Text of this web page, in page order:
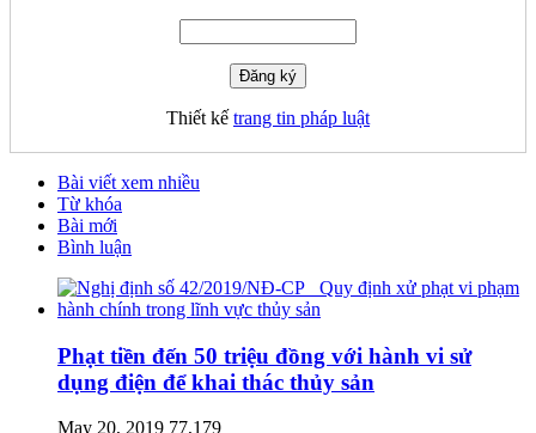
Thiết kế trang tin pháp luật
Bài viết xem nhiều
Từ khóa
Bài mới
Bình luận
Phạt tiền đến 50 triệu đồng với hành vi sử
dụng điện để khai thác thủy sản
May 20, 2019 77,179